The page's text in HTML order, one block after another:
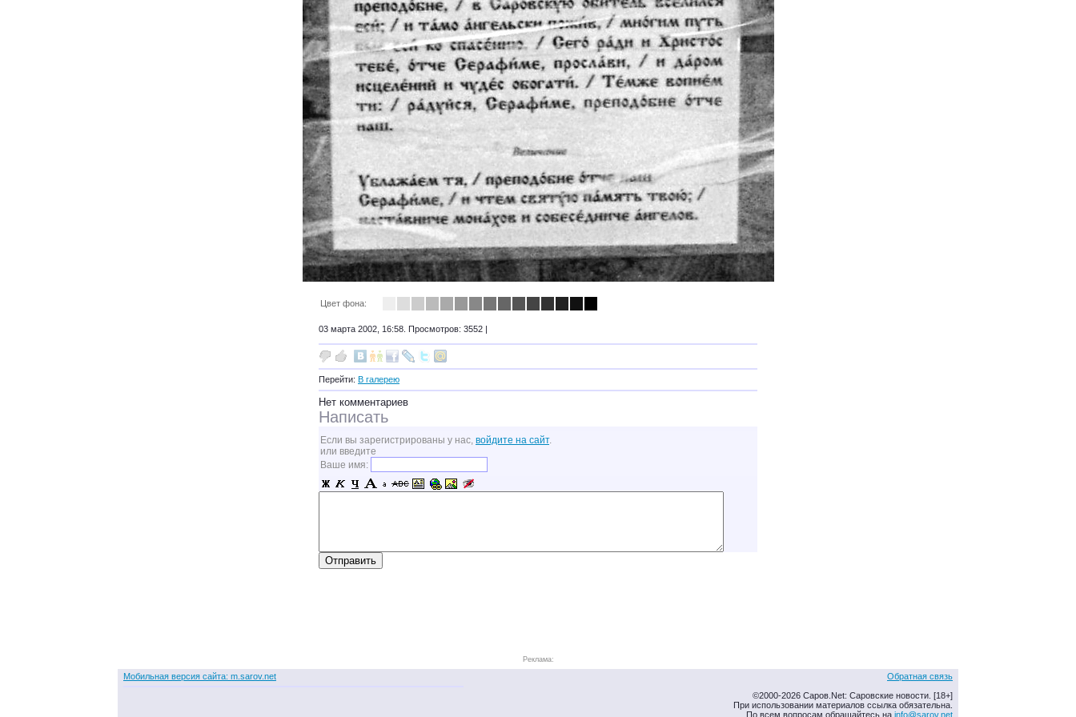
Цвет фона:
03 марта 2002, 16:58. Просмотров: 3552 |
Перейти: В галерею
Нет комментариев
Написать
Если вы зарегистрированы у нас, войдите на сайт.
или введите
Ваше имя:
Реклама:
Мобильная версия сайта: m.sarov.net
Обратная связь
©2000-2026 Саров.Net: Саровские новости. [18+]
При использовании материалов ссылка обязательна.
По всем вопросам обращайтесь на info@sarov.net